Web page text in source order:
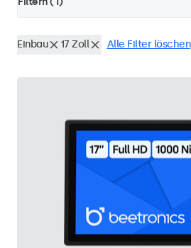
Einbau 17 Zoll Alle Filter löschen